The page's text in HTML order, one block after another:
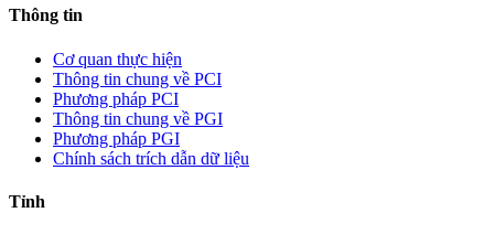
Thông tin
Cơ quan thực hiện
Thông tin chung về PCI
Phương pháp PCI
Thông tin chung về PGI
Phương pháp PGI
Chính sách trích dẫn dữ liệu
Tỉnh